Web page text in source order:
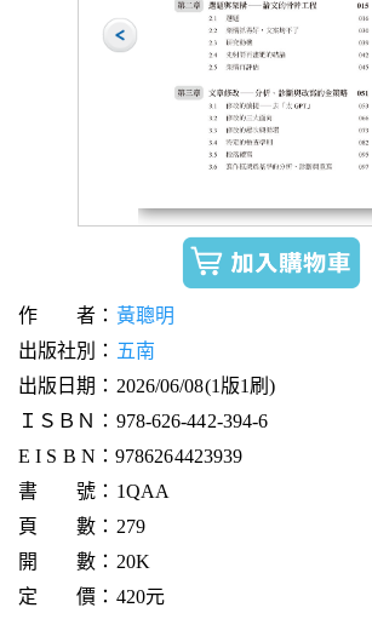
作 者： 黃聰明
出版社別： 五南
出版日期：2026/06/08(1版1刷)
ＩＳＢＮ：978-626-442-394-6
E I S B N：9786264423939
書 號：1QAA
頁 數：279
開 數：20K
定 價：420元